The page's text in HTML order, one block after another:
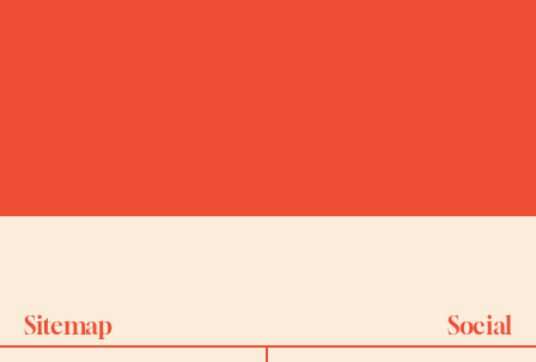
Sitemap Social